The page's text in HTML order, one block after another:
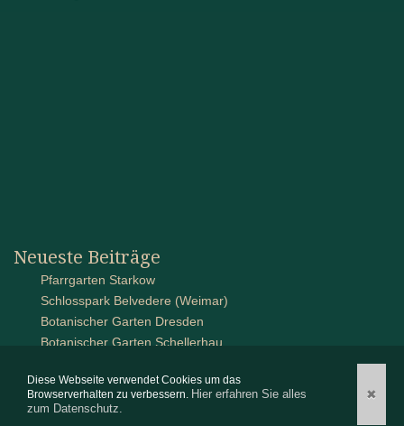
Diese Webseite verwendet Cookies um das
Browserverhalten zu verbessern. Hier erfahren Sie alles
zum Datenschutz.
✖
Neueste Beiträge
Pfarrgarten Starkow
Schlosspark Belvedere (Weimar)
Botanischer Garten Dresden
Botanischer Garten Schellerhau